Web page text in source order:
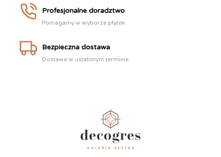
Profesjonalne doradztwo
Pomagamy w wyborze płytek
Bezpieczna dostawa
Dostawa w ustalonym terminie